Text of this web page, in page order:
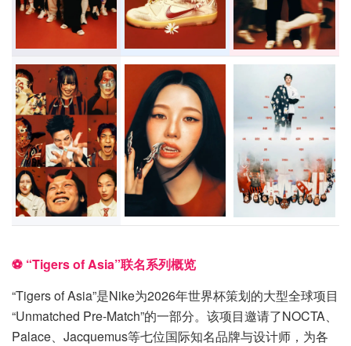
⚽️ “Tigers of Asia”联名系列概览
“Tigers of Asia”是Nike为2026年世界杯策划的大型全球项目
“Unmatched Pre-Match”的一部分。该项目邀请了NOCTA、
Palace、Jacquemus等七位国际知名品牌与设计师，为各